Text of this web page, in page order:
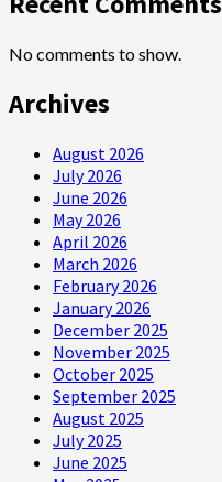
No comments to show.
Archives
August 2026
July 2026
June 2026
May 2026
April 2026
March 2026
February 2026
January 2026
December 2025
November 2025
October 2025
September 2025
August 2025
July 2025
June 2025